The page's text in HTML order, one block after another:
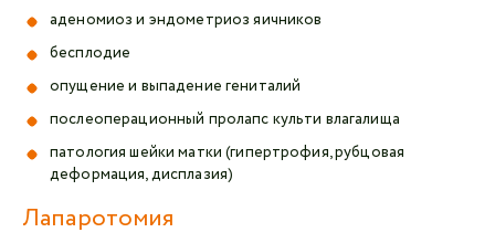
аденомиоз и эндометриоз яичников
бесплодие
опущение и выпадение гениталий
послеоперационный пролапс культи влагалища
патология шейки матки (гипертрофия, рубцовая
деформация, дисплазия)
Лапаротомия